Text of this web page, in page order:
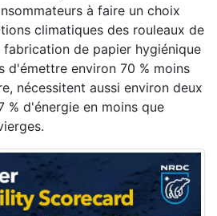
à faire un choix
climatiques des rouleaux de
fabrication de papier hygiénique
d'émettre environ 70 % moins
nécessitent aussi environ deux
% d'énergie en moins que